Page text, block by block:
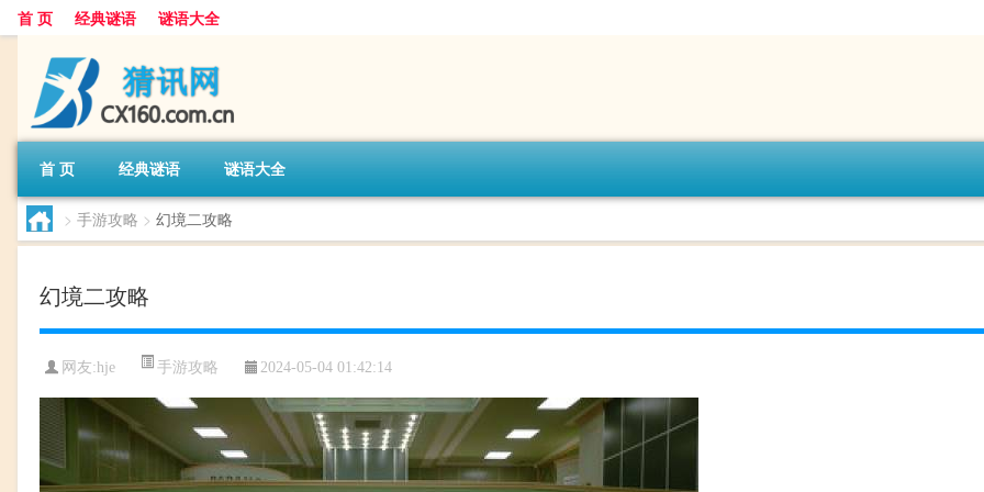
首 页 经典谜语 谜语大全
首 页 经典谜语 谜语大全
> 手游攻略 > 幻境二攻略
幻境二攻略
网友:hje 手游攻略 2024-05-04 01:42:14